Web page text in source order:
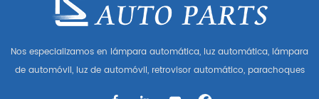
Nos especializamos en lámpara automática, luz automática, lámpara
de automóvil, luz de automóvil, retrovisor automático, parachoques